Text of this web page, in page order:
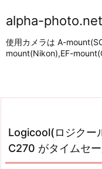
alpha-photo.net
使用カメラは A-
mount(Nikon),EF-
Logicool(ロジクー
C270 がタイムセー